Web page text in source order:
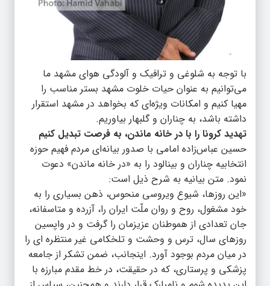
با توجه به شلوغی و ترافیک و آلودگی هوای مشهد ما
می‌توانیم به عنوان حیات خلوت مشهد بستر مناسب را
مهیا کنیم و امکانات ویژه‌ای که بخواهد در مشهد استقرار
داشته باشد، به چناران و گلبهار بیاوریم.
تهدید کرونا را با در خانه ماندن، به فرصت تبدیل کنیم
حسین عباس‌زاده امامی با صدور بیانه‌ای مردم فهیم حوزه
انتخابیه چناران و بینالود را به «در خانه ماندن» دعوت
نمود. متن بیانیه به شرح ذیل است:
«این روزها، شیوع ویروسی منحوس، ذهن بسیاری را به
خود مشغول، روح و روان ملّت ایران را، آزرده و متاسفانه،
جان تعدادی از هموطنان عزیزمان را گرفت و در واپسین
روزهای سال، ترس و وحشت و تلخکامی غیر منتظره ای را
در میان مردم بوجود آورد. اینجانب، ضمن تشکر از جامعه
پزشکی و پرستاری، که در حقیقت، در خط مقدم مبارزه با